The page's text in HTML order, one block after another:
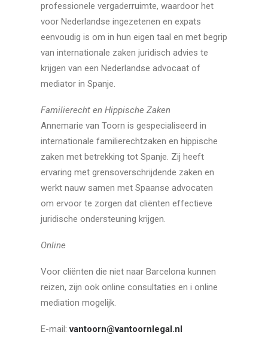
professionele vergaderruimte, waardoor het
voor Nederlandse ingezetenen en expats
eenvoudig is om in hun eigen taal en met begrip
van internationale zaken juridisch advies te
krijgen van een Nederlandse advocaat of
mediator in Spanje.
Familierecht en Hippische Zaken
Annemarie van Toorn is gespecialiseerd in
internationale familierechtzaken en hippische
zaken met betrekking tot Spanje. Zij heeft
ervaring met grensoverschrijdende zaken en
werkt nauw samen met Spaanse advocaten
om ervoor te zorgen dat cliënten effectieve
juridische ondersteuning krijgen.
Online
Voor cliënten die niet naar Barcelona kunnen
reizen, zijn ook online consultaties en i online
mediation mogelijk.
E-mail:vantoorn@vantoornlegal.nl